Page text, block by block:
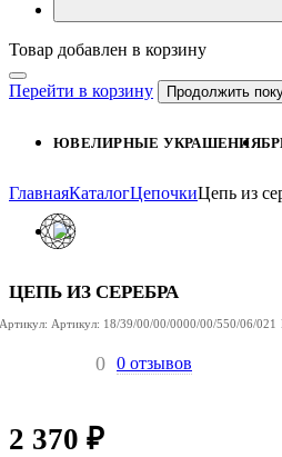
Товар добавлен в корзину
Перейти в корзину Продолжить
ЮВЕЛИРНЫЕ УКРАШЕНИЯ
ГлавнаяКаталогЦепочкиЦепь из
ЦЕПЬ ИЗ СЕРЕБРА
Артикул: Артикул: 18/39/00/00/0000/00/550/06/021
0 0 отзывов
2 370 ₽